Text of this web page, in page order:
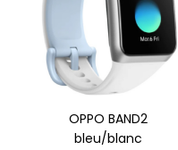
OPPO BAND2
bleu/blanc